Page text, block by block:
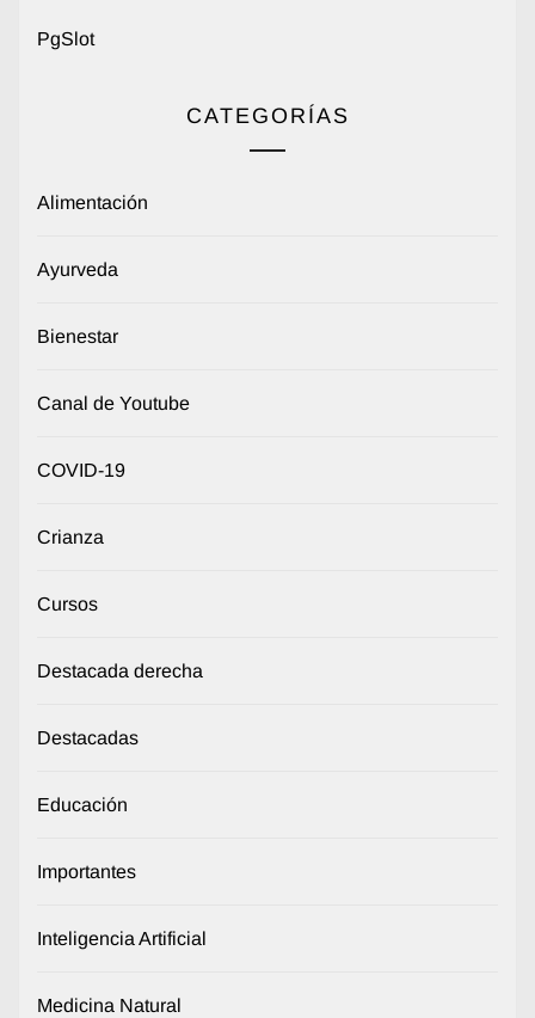
PgSlot
CATEGORÍAS
Alimentación
Ayurveda
Bienestar
Canal de Youtube
COVID-19
Crianza
Cursos
Destacada derecha
Destacadas
Educación
Importantes
Inteligencia Artificial
Medicina Natural